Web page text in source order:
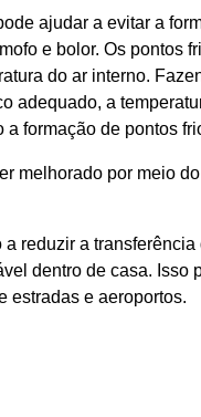
ajudar a evitar a
e bolor. Os pontos
do ar interno.
adequado, a
formação de pontos
melhorado por meio
reduzir a
dentro de casa.
estradas e aeroportos.